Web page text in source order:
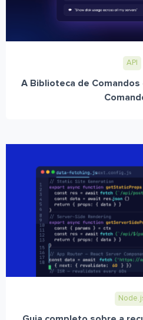
API
A Biblioteca de Comandos